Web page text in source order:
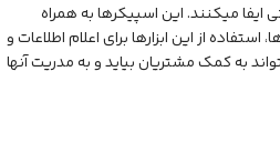
میکنند. این اسپیکرها به همراه
از این ابزارها برای اعلام اطلاعات و
به کمک مشتریان بیاید و به مدریت آنها